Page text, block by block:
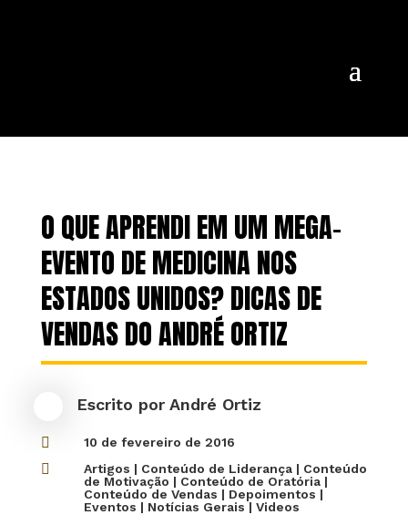
O QUE APRENDI EM UM MEGA-
EVENTO DE MEDICINA NOS
ESTADOS UNIDOS? DICAS DE
VENDAS DO ANDRÉ ORTIZ
Escrito por André Ortiz
 10 de fevereiro de 2016
 Artigos | Conteúdo de Liderança| Conteúdo
de Motivação | Conteúdo de Oratória|
Conteúdo de Vendas | Depoimentos |
Eventos | Notícias Gerais | Videos